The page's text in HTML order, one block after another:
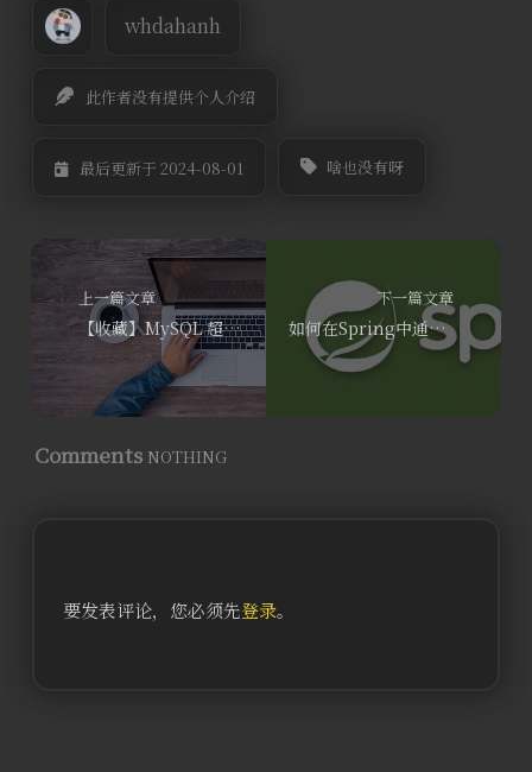
whdahanh
此作者没有提供个人介绍
最后更新于 2024-08-01 啥也没有呀
上一篇文章
【收藏】MySQL 超全优化清单（可执行系列）
下一篇文章
如何在Spring中通过自定义注解EnumValue校验枚举值
Comments NOTHING
要发表评论，您必须先登录。